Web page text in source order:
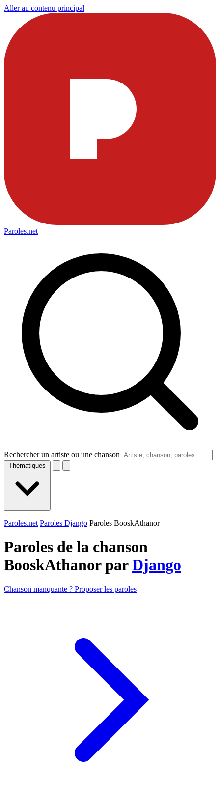
Aller au contenu principal
Paroles.net
Rechercher un artiste ou une chanson
Thématiques
Paroles.net Paroles Django Paroles BooskAthanor
Paroles de la chanson
BooskAthanor parDjango
Chanson manquante ? Proposer les paroles